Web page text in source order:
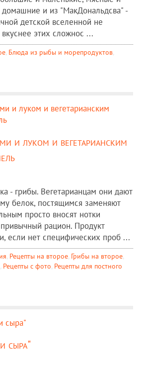
домашние и из "МакДональдсва" -
детской вселенной не
этих сложнос ...
, Блюда из рыбы и морепродуктов,
и луком и вегетарианским
- грибы. Вегетарианцам они дают
белок, постящимся заменяют
просто вносят нотки
рацион. Продукт
если нет специфических проб ...
, Рецепты на второе, Грибы на второе,
, Рецепты c фото, Рецепты для постного
сыра"